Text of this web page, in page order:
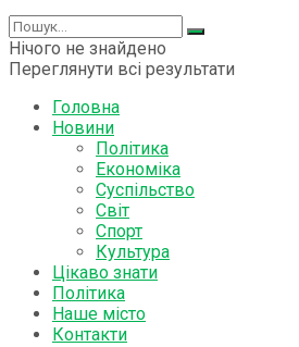
Нічого не знайдено
Переглянути всі результати
Головна
Новини
Політика
Економіка
Суспільство
Світ
Спорт
Культура
Цікаво знати
Політика
Наше місто
Контакти